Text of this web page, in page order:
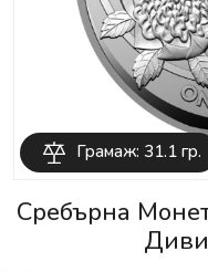
Грамаж: 31.1 гр.
Сребърна